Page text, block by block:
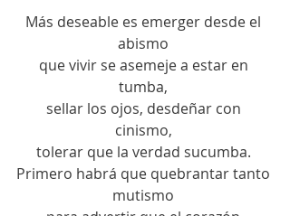
Más deseable es emerger desde el
abismo
que vivir se asemeje a estar en
tumba,
sellar los ojos, desdeñar con
cinismo,
tolerar que la verdad sucumba.
Primero habrá que quebrantar tanto
mutismo